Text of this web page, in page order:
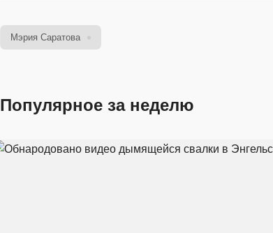
Мэрия Саратова
Популярное за неделю